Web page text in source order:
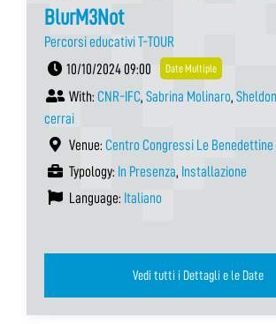
BlurM3Not
Percorsi educativi T-TOUR
10/10/2024 09:00
Date Multiple
With: CNR-IFC, Sabrina Molinaro,
cerrai
Venue: Centro Congressi Le Benedettine
Typology: In Presenza, Installazione
Language: Italiano
Vedi tutti i Dettagli e le Date